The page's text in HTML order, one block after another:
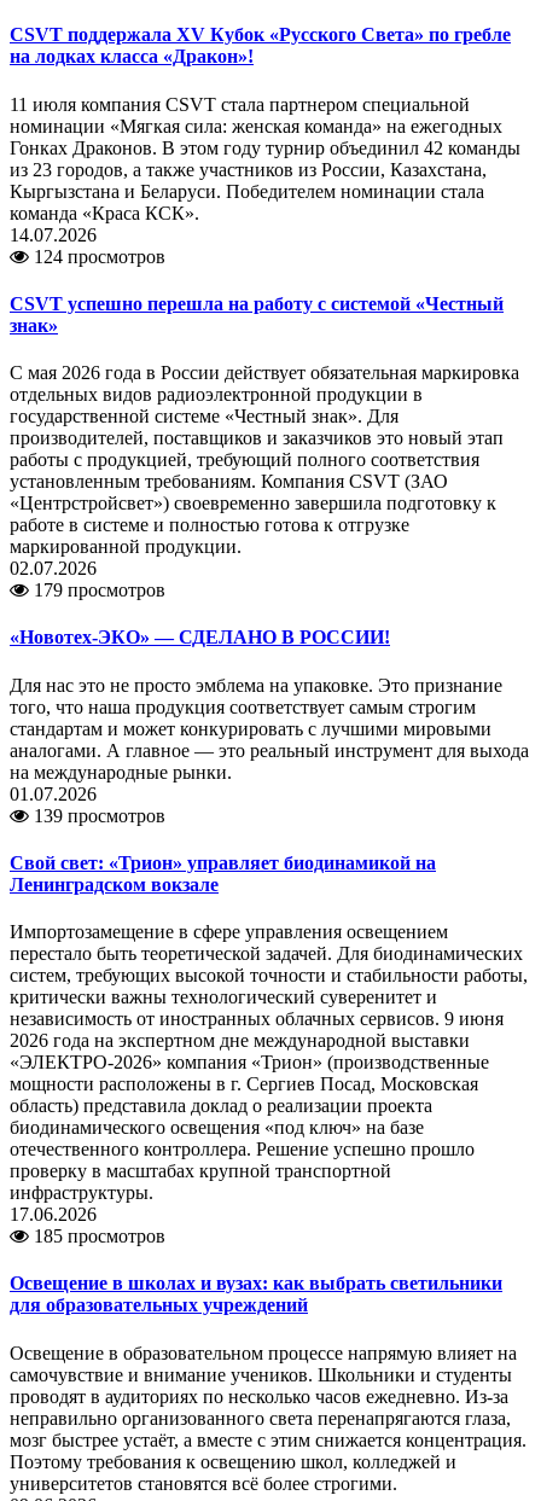
CSVT поддержала XV Кубок «Русского Света» по гребле
на лодках класса «Дракон»!
11 июля компания CSVT стала партнером специальной
номинации «Мягкая сила: женская команда» на ежегодных
Гонках Драконов. В этом году турнир объединил 42 команды
из 23 городов, а также участников из России, Казахстана,
Кыргызстана и Беларуси. Победителем номинации стала
команда «Краса КСК».
14.07.2026
124 просмотров
CSVT успешно перешла на работу с системой «Честный
знак»
С мая 2026 года в России действует обязательная маркировка
отдельных видов радиоэлектронной продукции в
государственной системе «Честный знак». Для
производителей, поставщиков и заказчиков это новый этап
работы с продукцией, требующий полного соответствия
установленным требованиям. Компания CSVT (ЗАО
«Центрстройсвет») своевременно завершила подготовку к
работе в системе и полностью готова к отгрузке
маркированной продукции.
02.07.2026
179 просмотров
«Новотех-ЭКО» — СДЕЛАНО В РОССИИ!
Для нас это не просто эмблема на упаковке. Это признание
того, что наша продукция соответствует самым строгим
стандартам и может конкурировать с лучшими мировыми
аналогами. А главное — это реальный инструмент для выхода
на международные рынки.
01.07.2026
139 просмотров
Свой свет: «Трион» управляет биодинамикой на
Ленинградском вокзале
Импортозамещение в сфере управления освещением
перестало быть теоретической задачей. Для биодинамических
систем, требующих высокой точности и стабильности работы,
критически важны технологический суверенитет и
независимость от иностранных облачных сервисов. 9 июня
2026 года на экспертном дне международной выставки
«ЭЛЕКТРО-2026» компания «Трион» (производственные
мощности расположены в г. Сергиев Посад, Московская
область) представила доклад о реализации проекта
биодинамического освещения «под ключ» на базе
отечественного контроллера. Решение успешно прошло
проверку в масштабах крупной транспортной
инфраструктуры.
17.06.2026
185 просмотров
Освещение в школах и вузах: как выбрать светильники
для образовательных учреждений
Освещение в образовательном процессе напрямую влияет на
самочувствие и внимание учеников. Школьники и студенты
проводят в аудиториях по несколько часов ежедневно. Из-за
неправильно организованного света перенапрягаются глаза,
мозг быстрее устаёт, а вместе с этим снижается концентрация.
Поэтому требования к освещению школ, колледжей и
университетов становятся всё более строгими.